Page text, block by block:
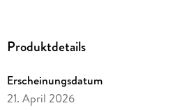
Produktdetails
Erscheinungsdatum
21. April 2026